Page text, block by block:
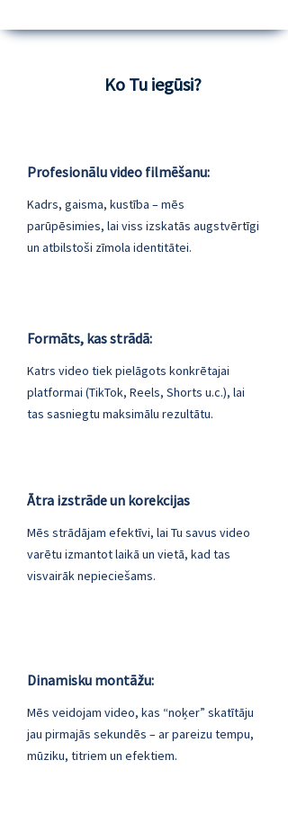
Ko Tu iegūsi?
Profesionālu video filmēšanu:
Kadrs, gaisma, kustība – mēs
parūpēsimies, lai viss izskatās augstvērtīgi
un atbilstoši zīmola identitātei.
Formāts, kas strādā:
Katrs video tiek pielāgots konkrētajai
platformai (TikTok, Reels, Shorts u.c.), lai
tas sasniegtu maksimālu rezultātu.
Ātra izstrāde un korekcijas
Mēs strādājam efektīvi, lai Tu savus video
varētu izmantot laikā un vietā, kad tas
visvairāk nepieciešams.
Dinamisku montāžu:
Mēs veidojam video, kas “noķer” skatītāju
jau pirmajās sekundēs – ar pareizu tempu,
mūziku, titriem un efektiem.